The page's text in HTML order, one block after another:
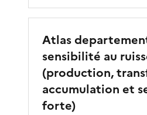
Atlas
sensibilité au
(production,
accumulation et
forte)